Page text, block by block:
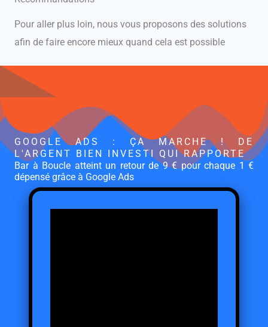
Pour aller plus loin, nous vous proposons des solutions
afin de faire encore mieux quand cela est possible
GOOGLE ADS : ÇA MARCHE ! DE
L'ARGENT BIEN INVESTI QUI RAPPORTE
Bar à Boucle atteint un retour de 9 € pour chaque 1 €
dépensé grâce à Google Ads